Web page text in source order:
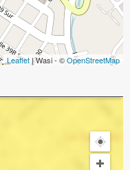
Leaflet| Wasi - ©OpenStreetMap